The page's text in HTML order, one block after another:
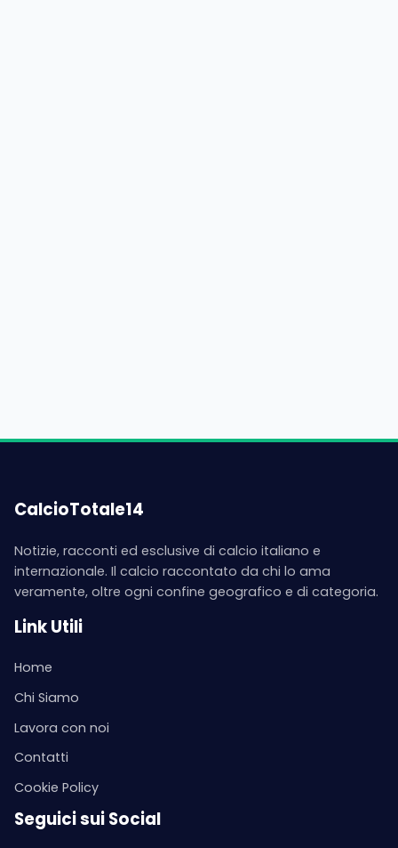
CalcioTotale14
Notizie, racconti ed esclusive di calcio italiano e
internazionale. Il calcio raccontato da chi lo ama
veramente, oltre ogni confine geografico e di categoria.
Link Utili
Home
Chi Siamo
Lavora con noi
Contatti
Cookie Policy
Seguici sui Social